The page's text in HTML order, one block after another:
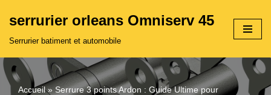
contenu
serrurier orleans Omniserv 45
Serrurier batiment et automobile
Accueil»Serrure 3 points Ardon : Guide Ultime pour